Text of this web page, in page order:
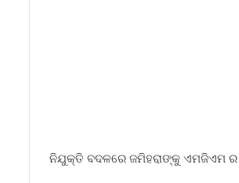
ନିଯୁକ୍ତି ବଦଳରେ ଜମିହରାଙ୍କୁ ଏମଜିଏମ